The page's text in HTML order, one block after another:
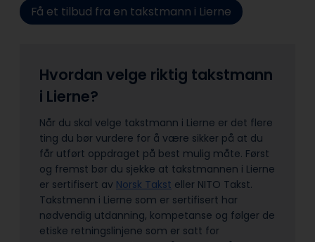
Få et tilbud fra en takstmann i Lierne
Hvordan velge riktig takstmann
i Lierne?
Når du skal velge takstmann i Lierne er det flere
ting du bør vurdere for å være sikker på at du
får utført oppdraget på best mulig måte. Først
og fremst bør du sjekke at takstmannen i Lierne
er sertifisert av Norsk Takst eller NITO Takst.
Takstmenn i Lierne som er sertifisert har
nødvendig utdanning, kompetanse og følger de
etiske retningslinjene som er satt for